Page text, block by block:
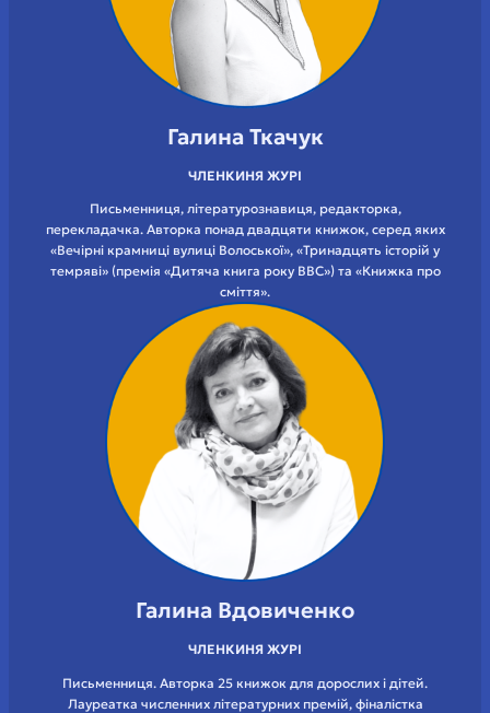
Галина Ткачук
ЧЛЕНКИНЯ ЖУРІ
Письменниця, літературознавиця, редакторка,
перекладачка. Авторка понад двадцяти книжок, серед яких
«Вечірні крамниці вулиці Волоської», «Тринадцять історій у
темряві» (премія «Дитяча книга року BBC») та «Книжка про
сміття».
Галина Вдовиченко
ЧЛЕНКИНЯ ЖУРІ
Письменниця. Авторка 25 книжок для дорослих і дітей.
Лауреатка численних літературних премій, фіналістка